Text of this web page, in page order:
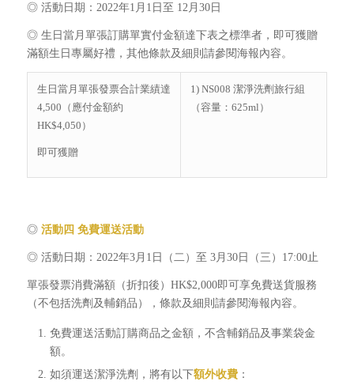
◎ 活動日期：2022年1月1日至 12月30日
◎ 生日當月單張訂購單實付金額達下表之標準者，即可獲贈
滿額生日專屬好禮，其他條款及細則請參閱海報內容。
生日當月單張發票合計業績達
4,500（應付金額約
HK$4,050）
即可獲贈
1) NS008 潔淨洗劑旅行組
（容量：625ml）
◎ 活動四 免費運送活動
◎ 活動日期：2022年3月1日（二）至 3月30日（三）17:00止
單張發票消費滿額（折扣後）HK$2,000即可享免費送貨服務
（不包括洗劑及輔銷品），條款及細則請參閱海報內容。
免費運送活動訂購商品之金額，不含輔銷品及事業袋金
額。
如須運送潔淨洗劑，將有以下額外收費：